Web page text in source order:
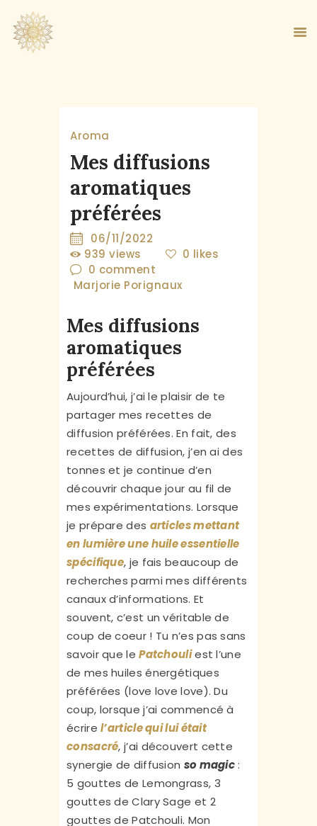
ACCUEIL
À PROPOS
MA MÉTHODE
BOUTIQUE
BLOG
PANIER
Aroma
Mes diffusions
aromatiques
préférées
06/11/2022
939 views 0 likes
0 comment
Marjorie Porignaux
Mes diffusions
aromatiques
préférées
Aujourd’hui, j’ai le plaisir de te
partager mes recettes de
diffusion préférées. En fait, des
recettes de diffusion, j’en ai des
tonnes et je continue d’en
découvrir chaque jour au fil de
mes expérimentations. Lorsque
je prépare des articles mettant
en lumière une huile essentielle
spécifique, je fais beaucoup de
recherches parmi mes différents
canaux d’informations. Et
souvent, c’est un véritable de
coup de coeur ! Tu n’es pas sans
savoir que lePatchouliest l’une
de mes huiles énergétiques
préférées (love love love). Du
coup, lorsque j’ai commencé à
écrirel’article qui lui était
consacré, j’ai découvert cette
synergie de diffusion so magic:
5 gouttes de Lemongrass, 3
gouttes de Clary Sage et 2
gouttes de Patchouli. Mon